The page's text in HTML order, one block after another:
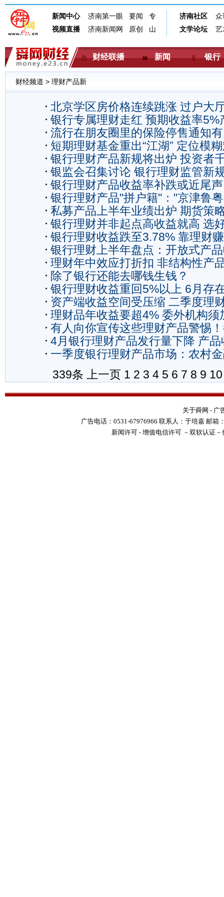
财经联播 新闻 银行
财经频道 > 理财产品新
北京学区房价格连续跳涨 过户大
元黄牛号
银行专属理财走红 预期收益率5%
抢
流行在朋友圈里的保险停售通知
信度
短期理财基金重出“江湖” 定位模
阳春”
银行理财产品新规将出炉 投资者
此错误
银监会召集讨论 银行理财监管新
上
银行理财产品收益率补跌或近尾声
银行理财产品"拼户籍"："京津鲁
益率高
私募产品上半年业绩出炉 期货策
银行理财并非起点高收益就高 选
关键
银行理财收益跌至3.78% 靠理财
越难
银行理财上半年盘点：开放式产
平稳
理财年中效应打折扣 非结构性产
益3.89%
除了银行还能去哪钱生钱？
银行理财收益重回5%以上 6月存
高的可能性
资产端收益空间受压缩 二季度理
期收益率将走
理财品年收益要超4% 委外机构须
有人向你宣传这些理财产品警惕
销活动！
4月银行理财产品发行量下降 产
未止
一季度银行理财产品市场：农村
增长快
339条 上一页 1 2 3 4 5 6 7 8 9 10
关于舜网 - 广
广告电话：0531-67976966 联系人：于培嘉 邮箱
新闻许可 - 增值电信许可 － 双软认证 －